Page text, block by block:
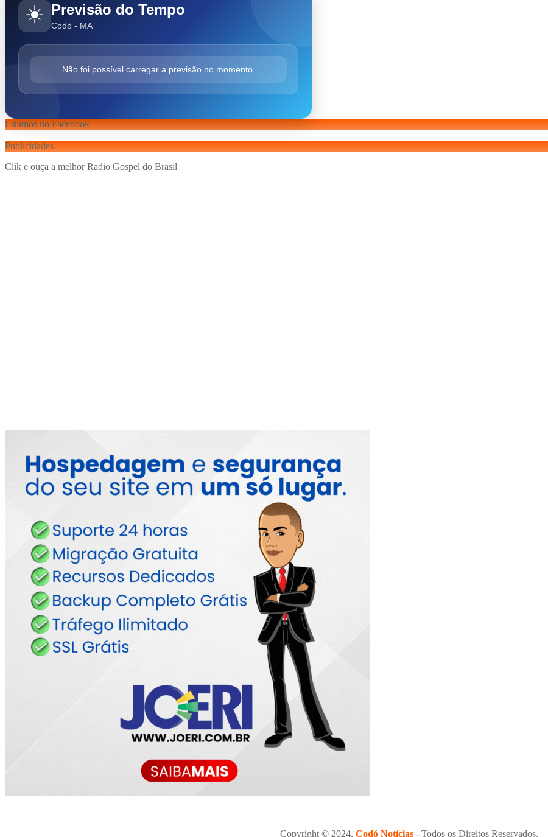
☀️ Previsão do Tempo
Codó - MA
Não foi possível carregar a previsão no momento.
Estamos no Facebook
Publicidades
Clik e ouça a melhor Radio Gospel do Brasil
Copyright © 2024, Codó Notícias - Todos os Direitos Reservados.